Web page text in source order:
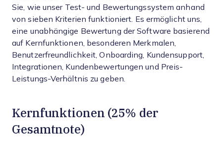
Sie, wie unser Test- und Bewertungssystem anhand
von sieben Kriterien funktioniert. Es ermöglicht uns,
eine unabhängige Bewertung der Software basierend
auf Kernfunktionen, besonderen Merkmalen,
Benutzerfreundlichkeit, Onboarding, Kundensupport,
Integrationen, Kundenbewertungen und Preis-
Leistungs-Verhältnis zu geben.
Kernfunktionen (25% der
Gesamtnote)